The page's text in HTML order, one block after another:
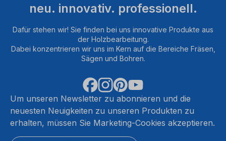
neu. innovativ. professionell.
Dafür stehen wir! Sie finden bei uns innovative Produkte aus
der Holzbearbeitung.
Dabei konzentrieren wir uns im Kern auf die Bereiche Fräsen,
Sägen und Bohren.
Um unseren Newsletter zu abonnieren und die
neuesten Neuigkeiten zu unseren Produkten zu
erhalten, müssen Sie Marketing-Cookies akzeptieren.